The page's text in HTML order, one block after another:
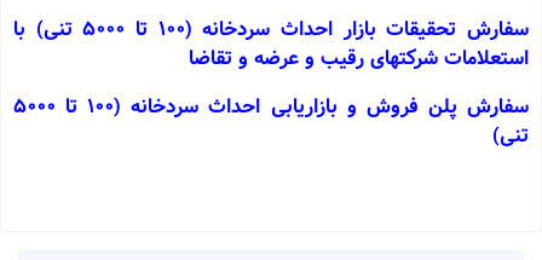
سفارش تحقیقات بازار احداث سردخانه (100 تا 5000 تنی) با
استعلامات شرکتهای رقیب و عرضه و تقاضا
سفارش پلن فروش و بازاریابی احداث سردخانه (100 تا 5000
تنی)